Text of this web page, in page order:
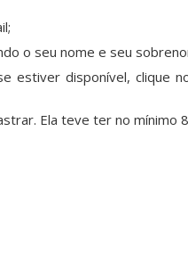
o seu nome e seu
estiver disponível, clique
Ela teve ter no mínimo